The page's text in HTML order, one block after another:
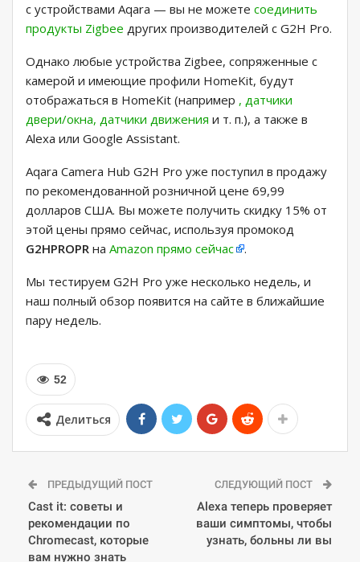
с устройствами Aqara — вы не можете соединить
продукты Zigbee других производителей с G2H Pro.
Однако любые устройства Zigbee, сопряженные с
камерой и имеющие профили HomeKit, будут
отображаться в HomeKit (например , датчики
двери/окна, датчики движения и т. п.), а также в
Alexa или Google Assistant.
Aqara Camera Hub G2H Pro уже поступил в продажу
по рекомендованной розничной цене 69,99
долларов США. Вы можете получить скидку 15% от
этой цены прямо сейчас, используя промокод
G2HPROPR на Amazon прямо сейчас .
Мы тестируем G2H Pro уже несколько недель, и
наш полный обзор появится на сайте в ближайшие
пару недель.
52
Делиться
ПРЕДЫДУЩИЙ ПОСТ
Cast it: советы и
рекомендации по
Chromecast, которые
вам нужно знать
СЛЕДУЮЩИЙ ПОСТ
Alexa теперь проверяет
ваши симптомы, чтобы
узнать, больны ли вы